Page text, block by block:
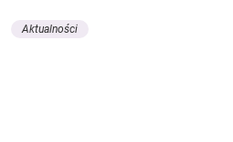
Aktualności